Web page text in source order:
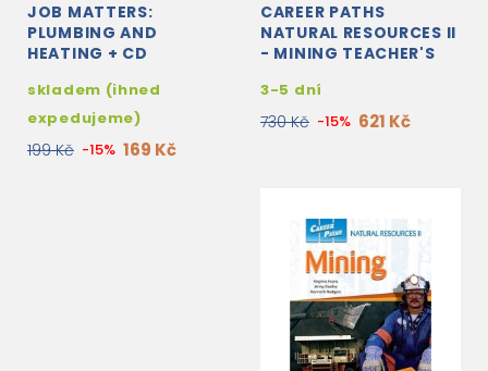
JOB MATTERS:
PLUMBING AND
HEATING + CD
skladem (ihned
expedujeme)
199 Kč -15% 169 Kč
CAREER PATHS
NATURAL RESOURCES II
- MINING TEACHER'S
BOOK + CROSS-
PLATFORM...
3-5 dní
730 Kč -15% 621 Kč